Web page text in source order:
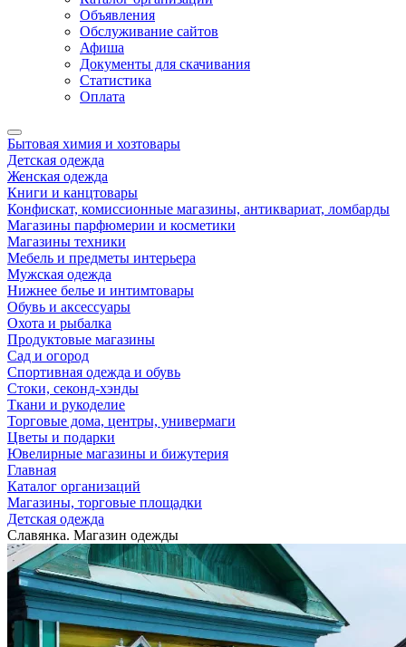
Объявления
Обслуживание сайтов
Афиша
Документы для скачивания
Статистика
Оплата
Бытовая химия и хозтовары
Детская одежда
Женская одежда
Книги и канцтовары
Конфискат, комиссионные магазины, антиквариат, ломбарды
Магазины парфюмерии и косметики
Магазины техники
Мебель и предметы интерьера
Мужская одежда
Нижнее белье и интимтовары
Обувь и аксессуары
Охота и рыбалка
Продуктовые магазины
Сад и огород
Спортивная одежда и обувь
Стоки, секонд-хэнды
Ткани и рукоделие
Торговые дома, центры, универмаги
Цветы и подарки
Ювелирные магазины и бижутерия
Главная
Каталог организаций
Магазины, торговые площадки
Детская одежда
Славянка. Магазин одежды